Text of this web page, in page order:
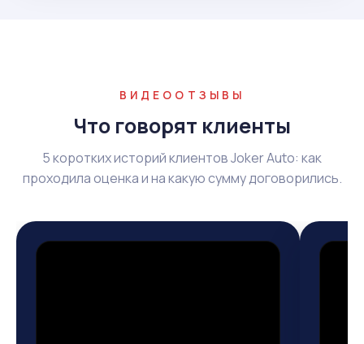
ВИДЕООТЗЫВЫ
Что говорят клиенты
5 коротких историй клиентов Joker Auto: как
проходила оценка и на какую сумму договорились.